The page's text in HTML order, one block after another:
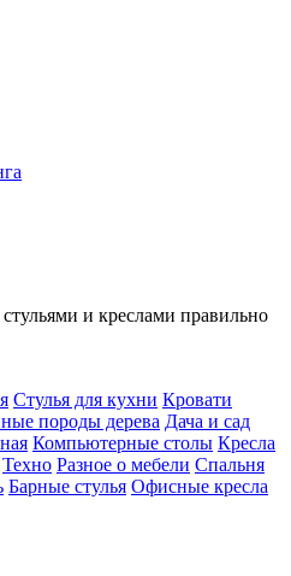
и креслами правильно
Стулья для кухни Кровати
породы дерева Дача и сад
Компьютерные столы Кресла
Техно Разное о мебели Спальня
Барные стулья Офисные кресла